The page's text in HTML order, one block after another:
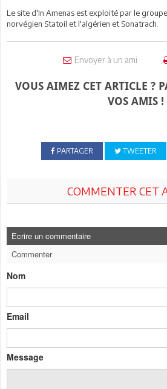
Le site d'In Amenas est exploité par le
norvégien Statoil et l'algérien et Sonatrach.
Envoyer à un ami
VOUS AIMEZ CET ARTICLE ?
VOS AMIS !
PARTAGER TWEETER
COMMENTER CET
Ecrire un commentaire
Commenter
Nom
Email
Message